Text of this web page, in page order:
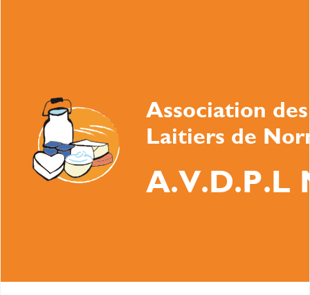
Association
Laitiers de
A.V.D.P.L